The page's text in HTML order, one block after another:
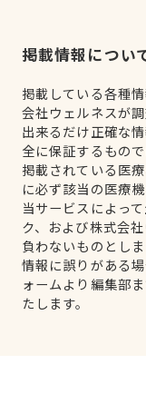
掲載情報につい
掲載している各種
会社ウェルネスが
出来るだけ正確な
全に保証するもので
掲載されている医
に必ず該当の医療
当サービスによっ
ク、および株式会
負わないものとしま
情報に誤りがある
ォームより編集部
たします。